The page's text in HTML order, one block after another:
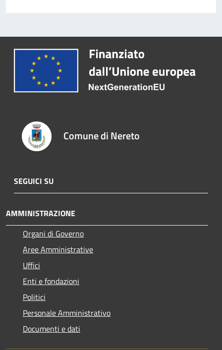
Comune di Nereto
SEGUICI SU
AMMINISTRAZIONE
Organi di Governo
Aree Amministrative
Uffici
Enti e fondazioni
Politici
Personale Amministrativo
Documenti e dati